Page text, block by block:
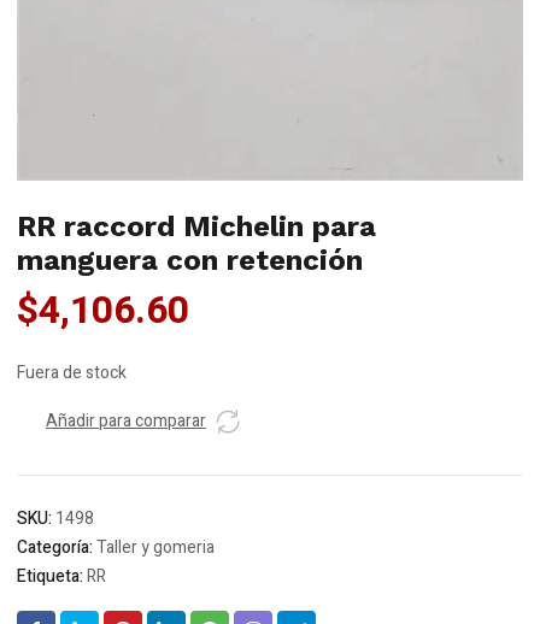
RR raccord Michelin para
manguera con retención
$4,106.60
Fuera de stock
Añadir para comparar
SKU: 1498
Categoría:Taller y gomeria
Etiqueta:RR